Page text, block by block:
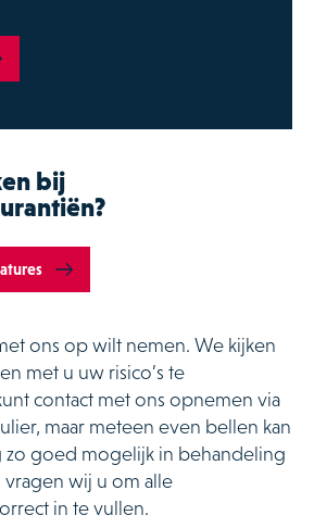
bij
ons op wilt nemen. We kijken
met u uw risico’s te
contact met ons opnemen via
maar meteen even bellen kan
zo goed mogelijk in behandeling
wij u om alle
in te vullen.